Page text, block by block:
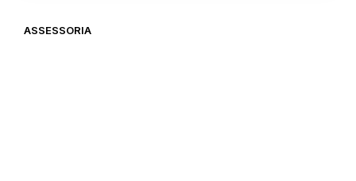
ASSESSORIA